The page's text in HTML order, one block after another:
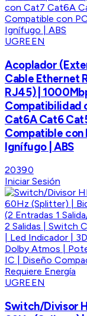
UGREEN
Acoplador
Cable Ethernet
RJ45) |
Compatibilidad
Cat6A Cat6
Compatible con
Ignífugo | ABS
20390
Iniciar Sesión
UGREEN
Switch/Divisor